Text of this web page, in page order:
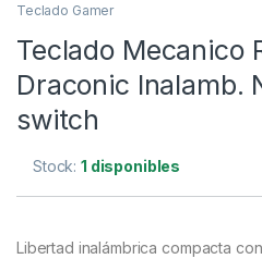
Teclado Gamer
Teclado Mecanico
Draconic Inalamb.
switch
Stock:1 disponibles
Libertad inalámbrica compacta